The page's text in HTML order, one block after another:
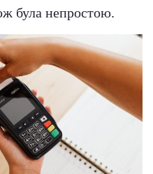
була непростою.